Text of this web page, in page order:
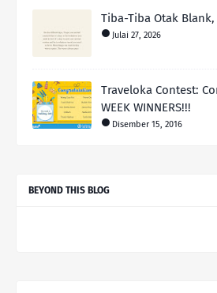
Tiba-Tiba Otak
Julai 27, 2026
Traveloka Contest:
WEEK WINNERS!!!
Disember 15, 2016
BEYOND THIS BLOG